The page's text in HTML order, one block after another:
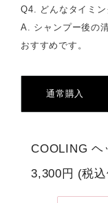
Q4. どんなタイミ
A. シャンプー後の
おすすめです。
通常購入
COOLING ヘ
3,300円 (税